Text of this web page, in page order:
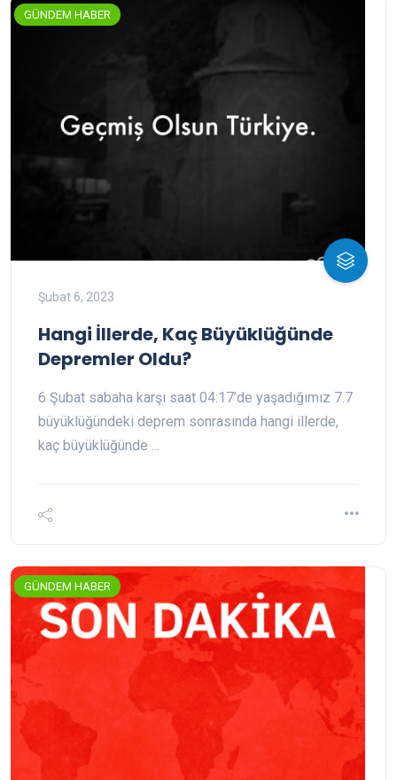
GÜNDEM HABER
Şubat 6, 2023
Hangi İllerde, Kaç Büyüklüğünde
Depremler Oldu?
6 Şubat sabaha karşı saat 04:17’de yaşadığımız 7.7
büyüklüğündeki deprem sonrasında hangi illerde,
kaç büyüklüğünde ...
GÜNDEM HABER